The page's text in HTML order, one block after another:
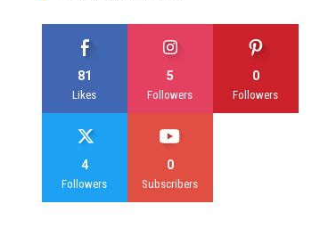
81
Likes
5
Followers
0
Followers
4
Followers
0
Subscribers